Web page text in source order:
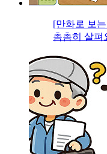
[만화로 보
촘촘히 살펴